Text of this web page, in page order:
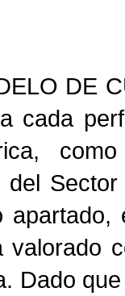
DE
cada
valorado
Dado